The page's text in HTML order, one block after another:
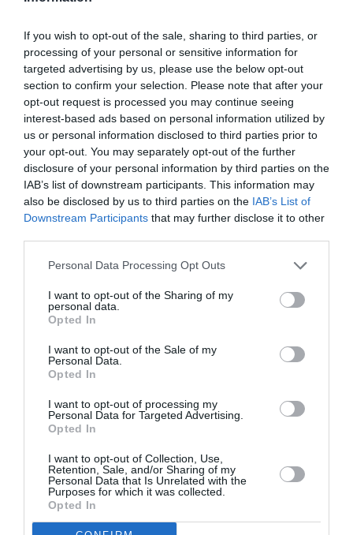
If you wish to opt-out of the sale, sharing to third parties, or
processing of your personal or sensitive information for
targeted advertising by us, please use the below opt-out
section to confirm your selection. Please note that after your
opt-out request is processed you may continue seeing
interest-based ads based on personal information utilized by
us or personal information disclosed to third parties prior to
your opt-out. You may separately opt-out of the further
disclosure of your personal information by third parties on the
IAB’s list of downstream participants. This information may
also be disclosed by us to third parties on the IAB’s List of
Downstream Participants that may further disclose it to other
Personal Data Processing Opt Outs
I want to opt-out of the Sharing of my
personal data.
Opted In
I want to opt-out of the Sale of my
Personal Data.
Opted In
I want to opt-out of processing my
Personal Data for Targeted Advertising.
Opted In
I want to opt-out of Collection, Use,
Retention, Sale, and/or Sharing of my
Personal Data that Is Unrelated with the
Purposes for which it was collected.
Opted In
arabe.
Si le MNLA (Mouvement National de Libération de
l’Azawad) était jusque-là connu pour être un acteur
important dans la conquête de cette région, la
suprématie des groupes islamistes, Ansardine et
AQMI (Al Qaïda au Maghreb Islamique) s’est
confirmée avec la chute de Tombouctou.
Toutefois, alors que le MNLA déclare se battre pour
l’indépendance de la région du nord, le groupe
islamiste Ansardine, lui, voudrait voir conserver les
en une République islamique sous la charia,
demandant aux femmes de «
Cette poussée de l’islamisme inquiète des femmes
maliennes qui sont plutôt habituées à des
accoutrements non imposés.